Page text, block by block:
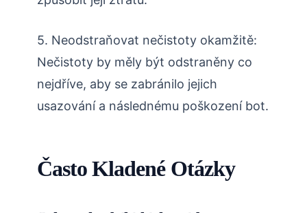
5. Neodstraňovat nečistoty okamžitě:
Nečistoty by měly být odstraněny co
nejdříve, aby se zabránilo jejich
usazování a následnému poškození bot.
Často Kladené Otázky